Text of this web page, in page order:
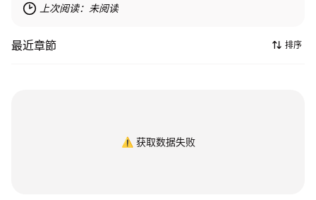
上次阅读： 未阅读
最近章節 排序
⚠️ 获取数据失败